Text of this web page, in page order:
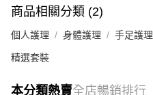
商品相關分類 (2)
個人護理 身體護理 手足護理
精選套裝
本分類熱賣全店暢銷排行